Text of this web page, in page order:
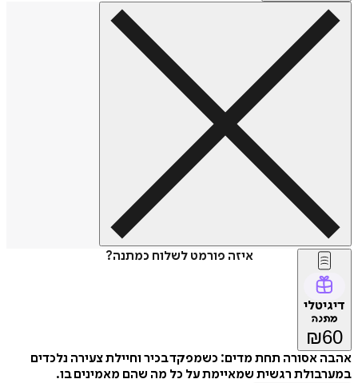
איזה פורמט לשלוח כמתנה?
דיגיטלי
מתנה
₪60
אהבה אסורה תחת מדים: כשמפקד בכיר וחיילת צעירה נלכדים
במערבולת רגשית שמאיימת על כל מה שהם מאמינים בו.